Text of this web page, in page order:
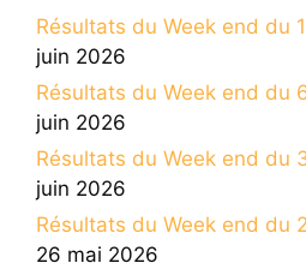
Résultats du Week end du
juin 2026
Résultats du Week end du
juin 2026
Résultats du Week end du
juin 2026
Résultats du Week end du
26 mai 2026